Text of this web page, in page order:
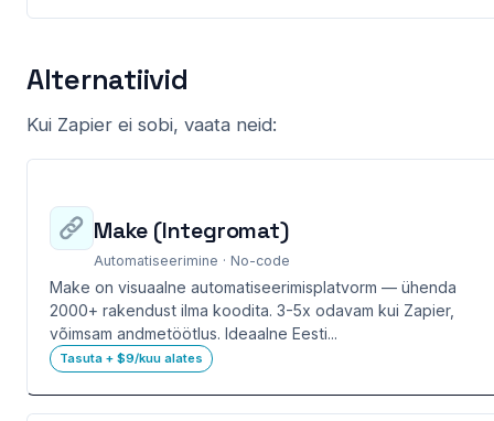
Alternatiivid
Kui Zapier ei sobi, vaata neid:
Make (Integromat)
Automatiseerimine · No-code
Make on visuaalne automatiseerimisplatvorm — ühenda
2000+ rakendust ilma koodita. 3-5x odavam kui Zapier,
võimsam andmetöötlus. Ideaalne Eesti...
Tasuta + $9/kuu alates